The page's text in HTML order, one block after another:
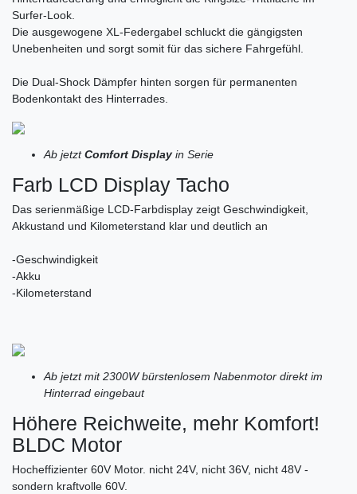
Surfer-Look.
Die ausgewogene XL-Federgabel schluckt die gängigsten
Unebenheiten und sorgt somit für das sichere Fahrgefühl.
Die Dual-Shock Dämpfer hinten sorgen für permanenten
Bodenkontakt des Hinterrades.
Ab jetztComfort Display in Serie
Farb LCD Display Tacho
Das serienmäßige LCD-Farbdisplay zeigt Geschwindigkeit,
Akkustand und Kilometerstand klar und deutlich an
-Geschwindigkeit
-Akku
-Kilometerstand
Ab jetzt mit 2300W bürstenlosem Nabenmotor direkt im
Hinterrad eingebaut
Höhere Reichweite, mehr Komfort!
BLDC Motor
Hocheffizienter 60V Motor. nicht 24V, nicht 36V, nicht 48V -
sondern kraftvolle 60V.